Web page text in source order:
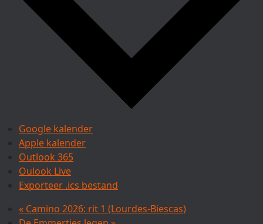
Google kalender
Apple kalender
Outlook 365
Oulook Live
Exporteer .ics bestand
« Camino 2026: rit 1 (Lourdes-Biescas)